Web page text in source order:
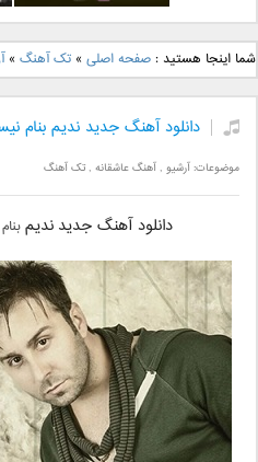
دانلود آهنگ جدید بهنام
بانی بنام قرص قمر 2
شما اینجا هستید :صفحه اصلی »تک آهنگ »
دانلود آهنگ جدید ندیم بنام
موضوعات:آرشیو ,آهنگ عاشقانه ,تک آهنگ
دانلود آهنگ جدید ندیم